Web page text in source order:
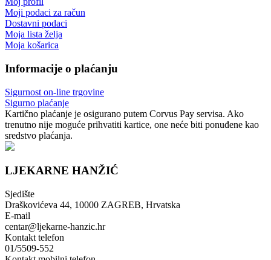
Moji podaci za račun
Dostavni podaci
Moja lista želja
Moja košarica
Informacije o plaćanju
Sigurnost on-line trgovine
Sigurno plaćanje
Kartično plaćanje je osigurano putem Corvus Pay servisa. Ako
trenutno nije moguće prihvatiti kartice, one neće biti ponuđene kao
sredstvo plaćanja.
LJEKARNE HANŽIĆ
Sjedište
Draškovićeva 44, 10000 ZAGREB, Hrvatska
E-mail
centar@ljekarne-hanzic.hr
Kontakt telefon
01/5509-552